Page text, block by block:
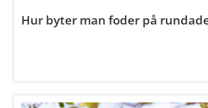
Hur byter man foder på